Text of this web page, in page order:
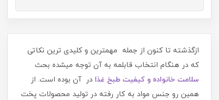
ازگذشته تا کنون از جمله مهمترین و کلیدی ترین نکاتی
که در هنگام انتخاب قابلمه به آن توجه میشده بحث
سلامت خانواده و کیفیت طبخ غذا در آن بوده است. از
همین رو جنس مواد به کار رفته در تولید محصولات پخت